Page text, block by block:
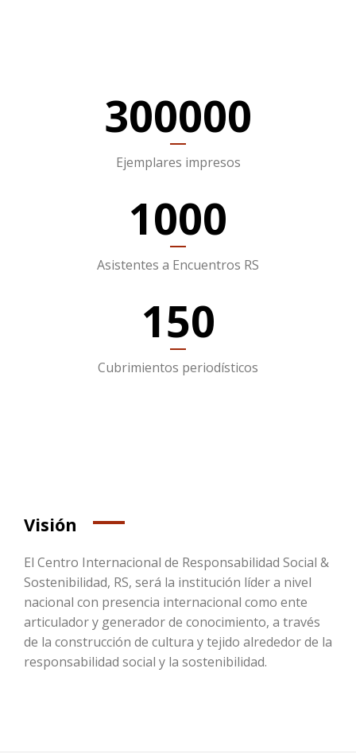
300000
Ejemplares impresos
1000
Asistentes a Encuentros RS
150
Cubrimientos periodísticos
Visión
El Centro Internacional de Responsabilidad Social &
Sostenibilidad, RS, será la institución líder a nivel
nacional con presencia internacional como ente
articulador y generador de conocimiento, a través
de la construcción de cultura y tejido alrededor de la
responsabilidad social y la sostenibilidad.